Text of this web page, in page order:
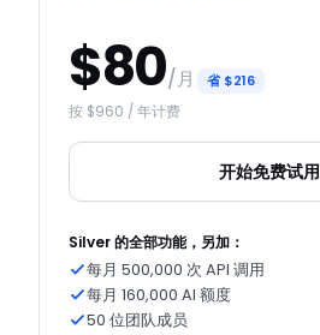
$80/月
省 $216
按 $960 / 年计费
开始免费试用
Silver 的全部功能，另加：
每月 500,000 次 API 调用
每月 160,000 AI 额度
50 位团队成员